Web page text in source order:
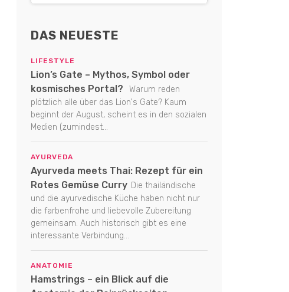
DAS NEUESTE
LIFESTYLE
Lion’s Gate – Mythos, Symbol oder
kosmisches Portal?
Warum reden
plötzlich alle über das Lion's Gate? Kaum
beginnt der August, scheint es in den sozialen
Medien (zumindest...
AYURVEDA
Ayurveda meets Thai: Rezept für ein
Rotes Gemüse Curry Die thailändische
und die ayurvedische Küche haben nicht nur
die farbenfrohe und liebevolle Zubereitung
gemeinsam. Auch historisch gibt es eine
interessante Verbindung...
ANATOMIE
Hamstrings – ein Blick auf die